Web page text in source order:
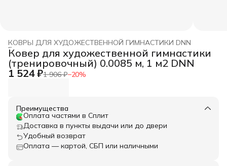
КОВРЫ ДЛЯ ХУДОЖЕСТВЕННОЙ ГИМНАСТИКИ DNN
Главная
Ковер для художественной гимнастики
(тренировочный) 0.0085 м, 1 м2 DNN
1 524 ₽1 906 ₽−20%
Преимущества
Оплата частями в Сплит
Доставка в пункты выдачи или до двери
Удобный возврат
Оплата — картой, СБП или наличными